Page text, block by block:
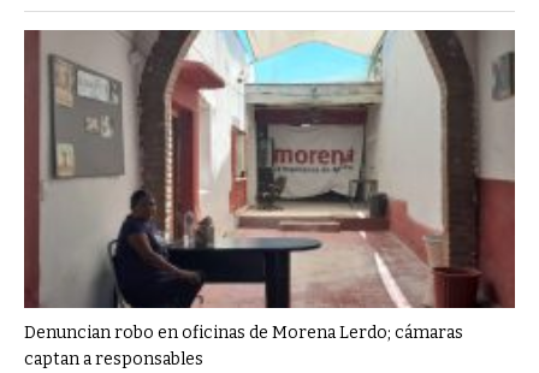
Denuncian robo en oficinas de Morena Lerdo; cámaras
captan a responsables